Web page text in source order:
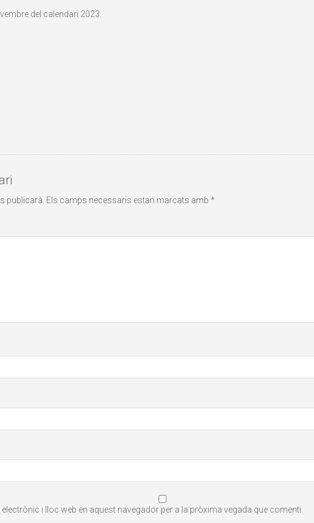
del calendari 2023.
publicarà. Els camps necessaris estan marcats amb *
i lloc web en aquest navegador per a la pròxima vegada que comenti.